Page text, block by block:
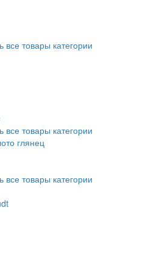
все товары категории
все товары категории
глянец
все товары категории